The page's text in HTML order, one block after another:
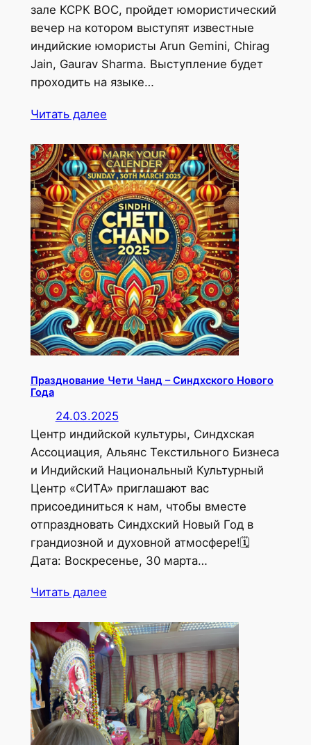
зале КСРК ВОС, пройдет юмористический
вечер на котором выступят известные
индийские юмористы Arun Gemini, Chirag
Jain, Gaurav Sharma. Выступление будет
проходить на языке…
Читать далее
Празднование Чети Чанд – Синдхского Нового
Года
24.03.2025
Центр индийской культуры, Синдхская
Ассоциация, Альянс Текстильного Бизнеса
и Индийский Национальный Культурный
Центр «СИТА» приглашают вас
присоединиться к нам, чтобы вместе
отпраздновать Синдхский Новый Год в
грандиозной и духовной атмосфере!🗓
Дата: Воскресенье, 30 марта…
Читать далее